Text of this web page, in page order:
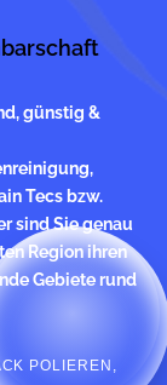
günstig &
Tecs bzw.
sind Sie genau
Region ihren
Gebiete rund
POLIEREN,